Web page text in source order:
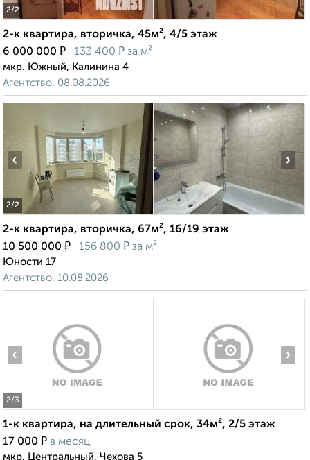
2/2
2-к квартира, вторичка, 45м², 4/5 этаж
6 000 000 ₽ 133 400 ₽ за м²
мкр. Южный, Калинина 4
Агентство, 08.08.2026
2/2
‹ ›
2-к квартира, вторичка, 67м², 16/19 этаж
10 500 000 ₽ 156 800 ₽ за м²
Юности 17
Агентство, 10.08.2026
2/3
‹ ›
1-к квартира, на длительный срок, 34м², 2/5 этаж
17 000 ₽ в месяц
мкр. Центральный, Чехова 5